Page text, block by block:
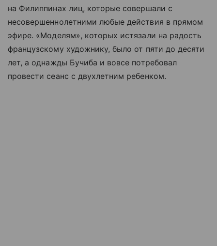
на Филиппинах лиц, которые совершали с
несовершеннолетними любые действия в прямом
эфире. «Моделям», которых истязали на радость
французскому художнику, было от пяти до десяти
лет, а однажды Бучиба и вовсе потребовал
провести сеанс с двухлетним ребенком.